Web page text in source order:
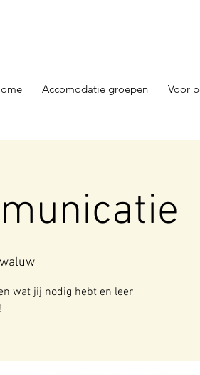
Accomodatie groepen Voor
wat jij nodig hebt en leer